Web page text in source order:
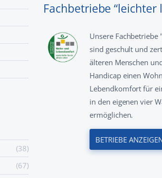
(38)
(67)
Fachbetriebe “leichter
Unsere Fachbetriebe
sind geschult und
älteren Menschen
Handicap einen
Lebendkomfort für
in den eigenen vier
ermöglichen.
BETRIEBE